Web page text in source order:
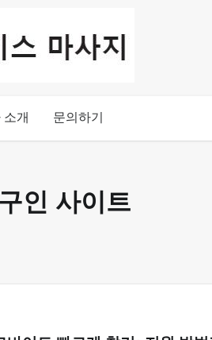
소개 문의하기
인 사이트